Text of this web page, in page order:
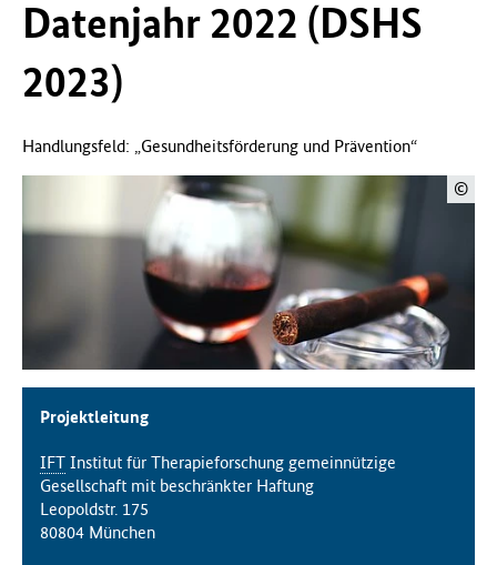
r
G
s
h
M
Datenjahr 2022 (DSHS
2023)
Handlungsfeld: „Gesundheitsförderung und Prävention“
©
Projektleitung
IFT Institut für Therapieforschung gemeinnützige
Gesellschaft mit beschränkter Haftung
Leopoldstr. 175
80804 München